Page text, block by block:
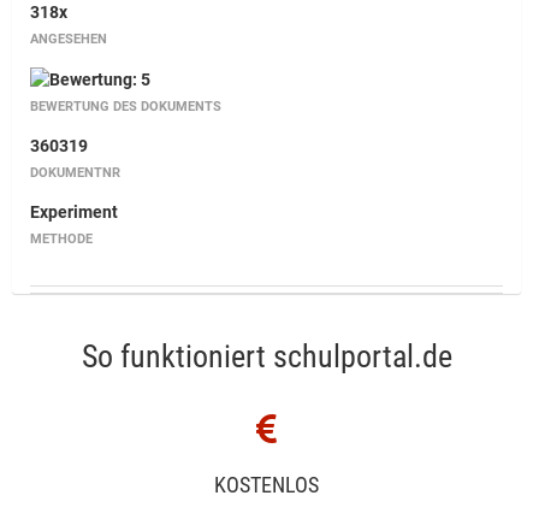
318x
ANGESEHEN
BEWERTUNG DES DOKUMENTS
360319
DOKUMENTNR
Experiment
METHODE
So funktioniert schulportal.de
KOSTENLOS